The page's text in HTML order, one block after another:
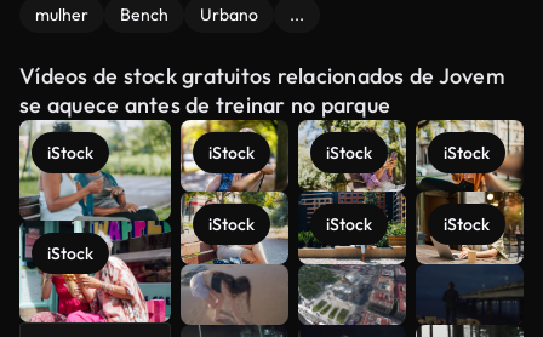
mulher Bench Urbano ...
Vídeos de stock gratuitos relacionados de Jovem
se aquece antes de treinar no parque
iStock
iStock
iStock
iStock
iStock
iStock
iStock
iStock
Veja mais